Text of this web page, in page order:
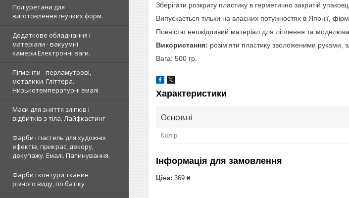
Поліуретани для
виготовлення гнучких форм.
Додаткове обладнання і
матеріали - вакуумні
камери.Електронні ваги.
Пігменти - перламутрові,
металики. Гліттера.
Низькотемпературні емалі.
Маси для зняття зліпків і
відбитків з тіла. Лайфкастинг
Фарби і пастель для художніх
ефектів, прикрас, декору,
декупажу. Емалі. Патинування.
Фарби і контури тканин
різного виду, по батіку
Зберігати розкриту пластику в герметично закритій
Випускається тільки на власних потужностях в Японії,
Повністю нешкідливий матеріал для ліплення та
Використання: розім'яти пластику зволоженими руками,
Вага: 500 гр.
Характеристики
Основні
Колір
Інформація для замовлення
Ціна: 369 ₴